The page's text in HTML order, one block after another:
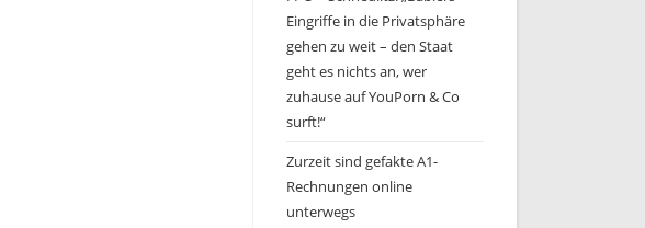
Eingriffe in die Privatsphäre
gehen zu weit – den Staat
geht es nichts an, wer
zuhause auf YouPorn & Co
surft!“
Zurzeit sind gefakte A1-
Rechnungen online
unterwegs